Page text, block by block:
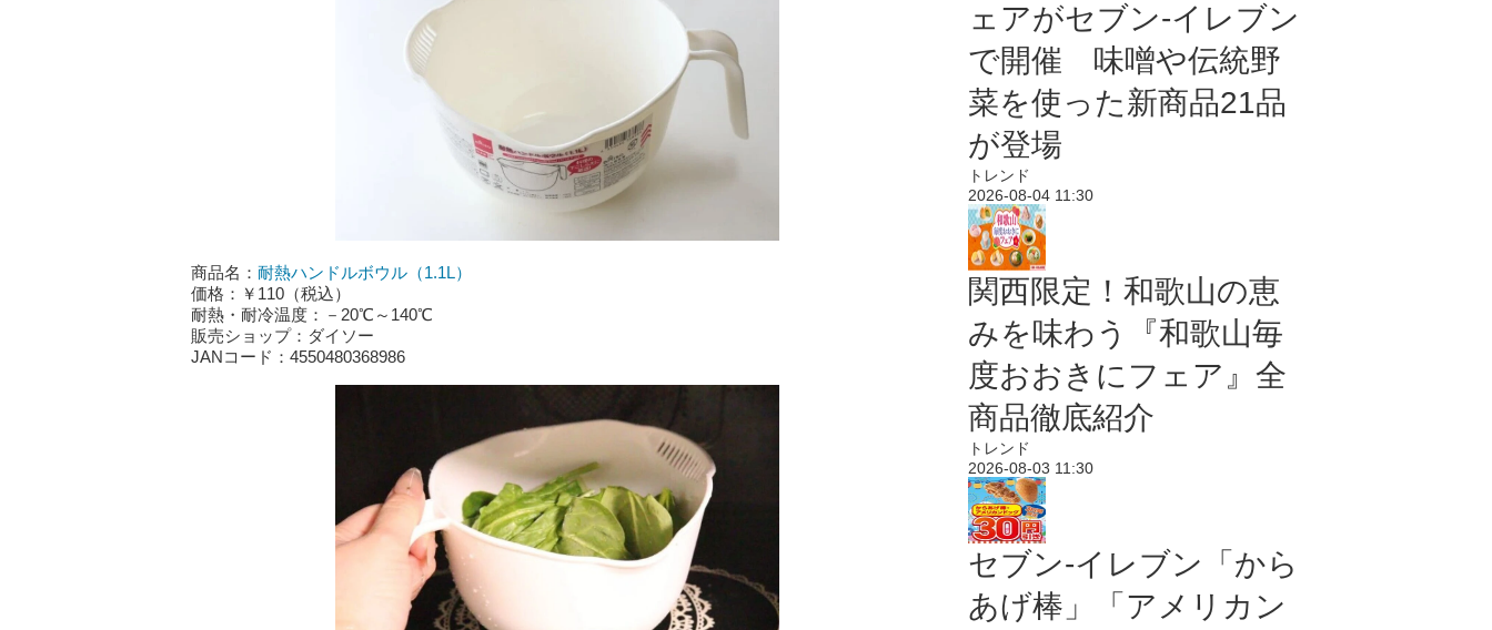
商品名： 耐熱ハンドルボウル（1.1L）
価格：￥110（税込）
耐熱・耐冷温度：－20℃～140℃
販売ショップ：ダイソー
JANコード：4550480368986
ェアがセブン-イレブン
で開催 味噌や伝統野
菜を使った新商品21品
が登場
トレンド
2026-08-04 11:30
関西限定！和歌山の恵
みを味わう『和歌山毎
度おおきにフェア』全
商品徹底紹介
トレンド
2026-08-03 11:30
セブン‐イレブン「から
あげ棒」「アメリカン